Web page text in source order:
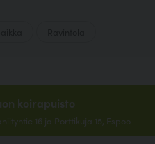
koirapuisto
16 ja Porttikuja 15, Espoo